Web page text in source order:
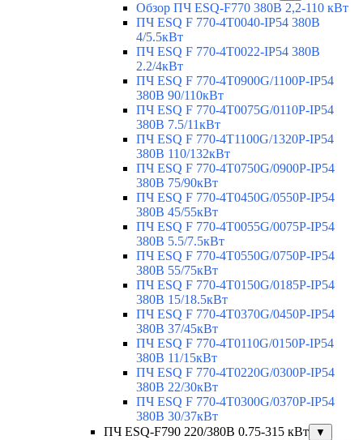
Обзор ПЧ ESQ-F770 380В 2,2-110 кВт
ПЧ ESQ F 770-4T0040-IP54 380В
4/5.5кВт
ПЧ ESQ F 770-4T0022-IP54 380В
2.2/4кВт
ПЧ ESQ F 770-4Т0900G/1100P-IP54
380В 90/110кВт
ПЧ ESQ F 770-4T0075G/0110P-IP54
380В 7.5/11кВт
ПЧ ESQ F 770-4T1100G/1320P-IP54
380В 110/132кВт
ПЧ ESQ F 770-4T0750G/0900P-IP54
380В 75/90кВт
ПЧ ESQ F 770-4T0450G/0550P-IP54
380В 45/55кВт
ПЧ ESQ F 770-4T0055G/0075P-IP54
380В 5.5/7.5кВт
ПЧ ESQ F 770-4T0550G/0750P-IP54
380В 55/75кВт
ПЧ ESQ F 770-4T0150G/0185P-IP54
380В 15/18.5кВт
ПЧ ESQ F 770-4T0370G/0450P-IP54
380В 37/45кВт
ПЧ ESQ F 770-4T0110G/0150P-IP54
380В 11/15кВт
ПЧ ESQ F 770-4T0220G/0300P-IP54
380В 22/30кВт
ПЧ ESQ F 770-4T0300G/0370P-IP54
380В 30/37кВт
ПЧ ESQ-F790 220/380В 0.75-315 кВт
▼